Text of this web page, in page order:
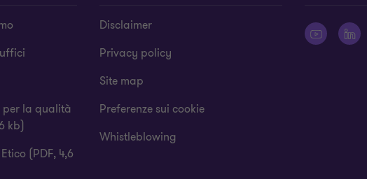
per la qualità
kb)
(PDF, 4,6
Disclaimer
Privacy policy
Site map
Preferenze sui cookie
Whistleblowing